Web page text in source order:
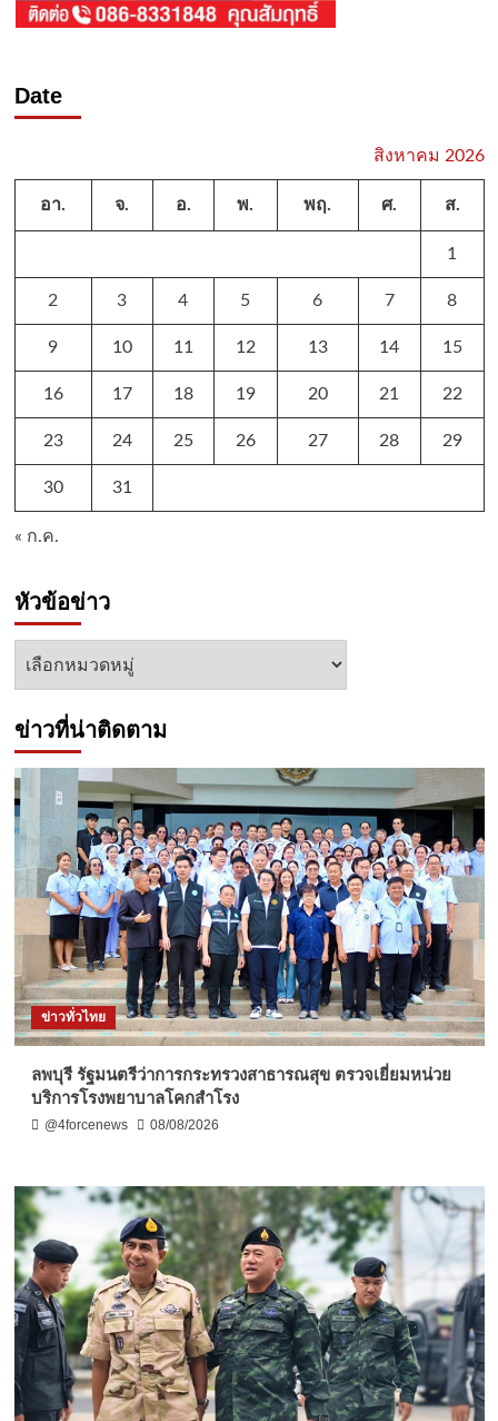
Date
สิงหาคม 2026
อา. จ. อ. พ. พฤ. ศ. ส.
1
2 3 4 5 6 7 8
9 10 11 12 13 14 15
16 17 18 19 20 21 22
23 24 25 26 27 28 29
30 31
« ก.ค.
หัวข้อข่าว
หัวข้อ
ข่าวที่น่าติดตาม
ข่าวทั่วไทย
ลพบุรี รัฐมนตรีว่าการกระทรวงสาธารณสุข ตรวจเยี่ยมหน่วย
บริการโรงพยาบาลโคกสำโรง
@4forcenews 08/08/2026